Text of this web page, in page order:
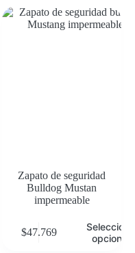
Zapato de seguridad
Bulldog Mustan
impermeable
$47.769
opciones